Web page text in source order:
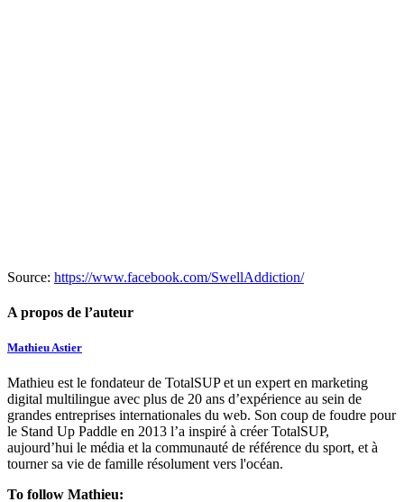
Source: https://www.facebook.com/SwellAddiction/
A propos de l’auteur
Mathieu Astier
Mathieu est le fondateur de TotalSUP et un expert en marketing
digital multilingue avec plus de 20 ans d’expérience au sein de
grandes entreprises internationales du web. Son coup de foudre pour
le Stand Up Paddle en 2013 l’a inspiré à créer TotalSUP,
aujourd’hui le média et la communauté de référence du sport, et à
tourner sa vie de famille résolument vers l'océan.
To follow Mathieu: